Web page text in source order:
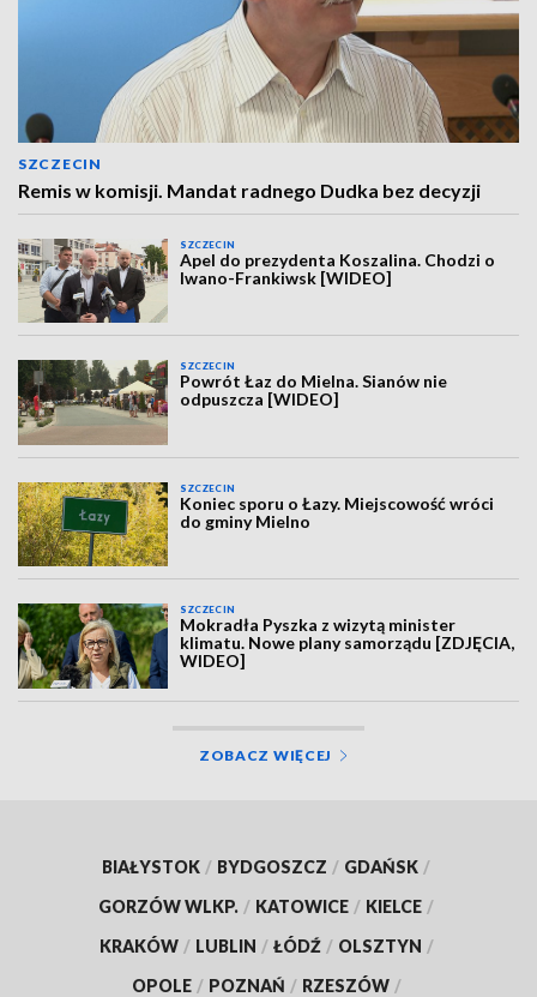
SZCZECIN
Remis w komisji. Mandat radnego Dudka bez decyzji
SZCZECIN
Apel do prezydenta Koszalina. Chodzi o
Iwano-Frankiwsk [WIDEO]
SZCZECIN
Powrót Łaz do Mielna. Sianów nie
odpuszcza [WIDEO]
SZCZECIN
Koniec sporu o Łazy. Miejscowość wróci
do gminy Mielno
SZCZECIN
Mokradła Pyszka z wizytą minister
klimatu. Nowe plany samorządu [ZDJĘCIA,
WIDEO]
ZOBACZ WIĘCEJ
BIAŁYSTOK / BYDGOSZCZ / GDAŃSK /
GORZÓW WLKP. / KATOWICE / KIELCE /
KRAKÓW / LUBLIN / ŁÓDŹ / OLSZTYN /
OPOLE / POZNAŃ / RZESZÓW /